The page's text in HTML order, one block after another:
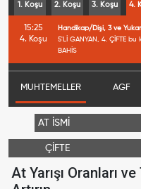
1. Koşu 2. Koşu 3. Koşu 4.
15:25
4. Koşu
Handikap/Dişi, 3 ve
5'Lİ GANYAN, 4. ÇİFTE bu
BAHİS
MUHTEMELLER AGF
AT İSMİ
ÇİFTE
At Yarışı Oranları